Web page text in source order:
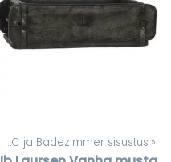
WC ja Badezimmer sisustus ‪»